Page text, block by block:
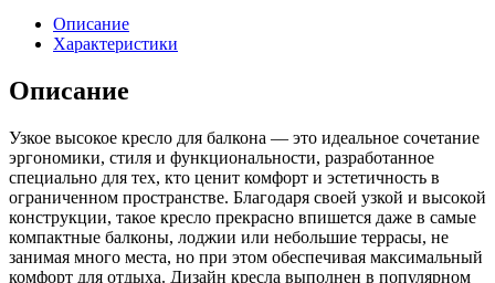
стола
Лофтовик
Комфи
+
велюр
Описание
Характеристики
Описание
Узкое высокое кресло для балкона — это идеальное сочетание
эргономики, стиля и функциональности, разработанное
специально для тех, кто ценит комфорт и эстетичность в
ограниченном пространстве. Благодаря своей узкой и высокой
конструкции, такое кресло прекрасно впишется даже в самые
компактные балконы, лоджии или небольшие террасы, не
занимая много места, но при этом обеспечивая максимальный
комфорт для отдыха. Дизайн кресла выполнен в популярном